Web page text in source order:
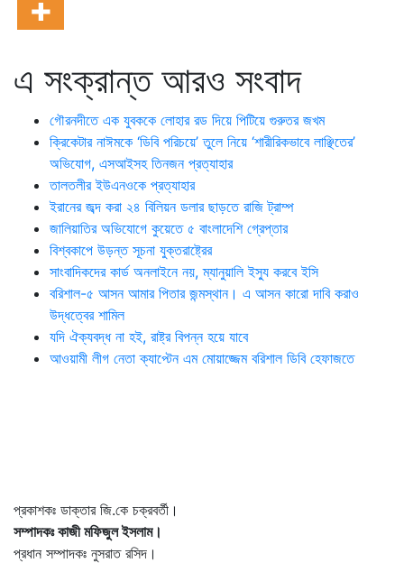
এ সংক্রান্ত আরও সংবাদ
গৌরনদীতে এক যুবককে লোহার রড দিয়ে পিটিয়ে গুরুতর জখম
ক্রিকেটার নাঈমকে ‘ডিবি পরিচয়ে’ তুলে নিয়ে ‘শারীরিকভাবে লাঞ্ছিতের’
অভিযোগ, এসআইসহ তিনজন প্রত্যাহার
তালতলীর ইউএনওকে প্রত্যাহার
ইরানের জব্দ করা ২৪ বিলিয়ন ডলার ছাড়তে রাজি ট্রাম্প
জালিয়াতির অভিযোগে কুয়েতে ৫ বাংলাদেশি গ্রেপ্তার
বিশ্বকাপে উড়ন্ত সূচনা যুক্তরাষ্ট্রের
সাংবাদিকদের কার্ড অনলাইনে নয়, ম্যানুয়ালি ইস্যু করবে ইসি
বরিশাল-৫ আসন আমার পিতার জন্মস্থান। এ আসন কারো দাবি করাও
উদ্ধত্বের শামিল
যদি ঐক্যবদ্ধ না হই, রাষ্ট্র বিপন্ন হয়ে যাবে
আওয়ামী লীগ নেতা ক্যাপ্টেন এম মোয়াজ্জেম বরিশাল ডিবি হেফাজতে
প্রকাশকঃ ডাক্তার জি.কে চক্রবর্তী।
সম্পাদকঃ কাজী মফিজুল ইসলাম।
প্রধান সম্পাদকঃ নুসরাত রসিদ।